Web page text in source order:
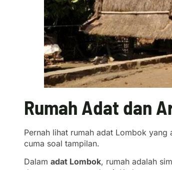
Rumah Adat dan
Pernah lihat rumah adat Lombok
cuma soal tampilan.
Dalam adat Lombok, rumah adalah